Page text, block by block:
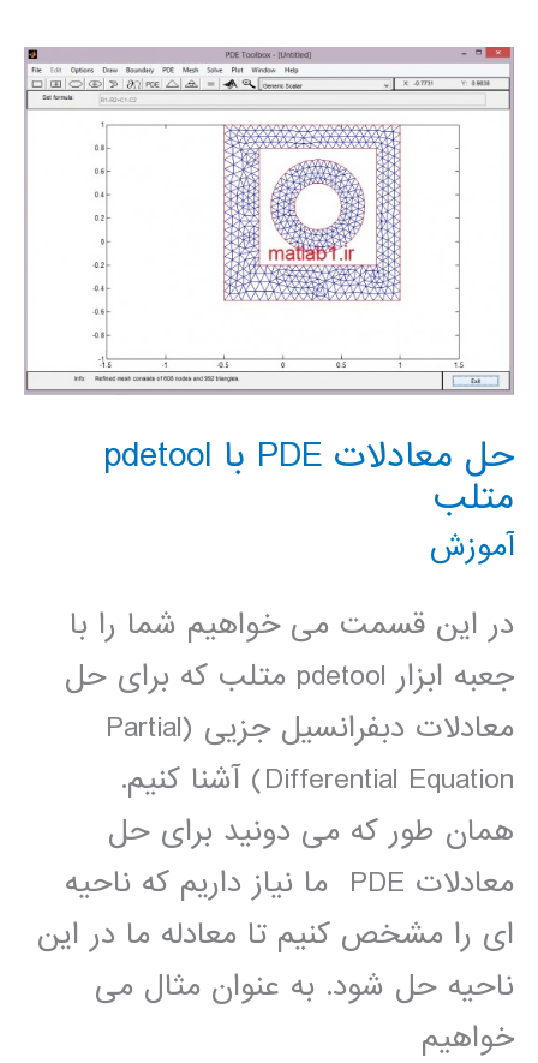
حرارت
وابسته
زمان)
حل معادلات PDE با pdetool
متلب
آموزش
در این قسمت می خواهیم شما را با
جعبه ابزار pdetool متلب که برای حل
معادلات دبفرانسیل جزیی (Partial
Differential Equation) آشنا کنیم.
همان طور که می دونید برای حل
معادلات PDE ما نیاز داریم که ناحیه
ای را مشخص کنیم تا معادله ما در این
ناحیه حل شود. به عنوان مثال می
خواهیم